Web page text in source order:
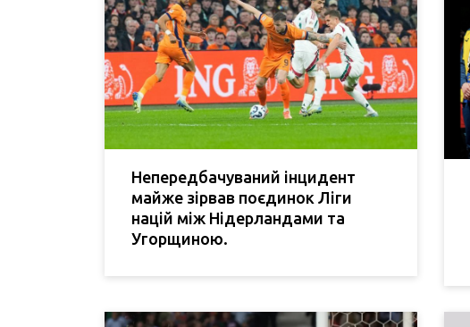
Непередбачуваний інцидент
майже зірвав поєдинок Ліги
націй між Нідерландами та
Угорщиною.